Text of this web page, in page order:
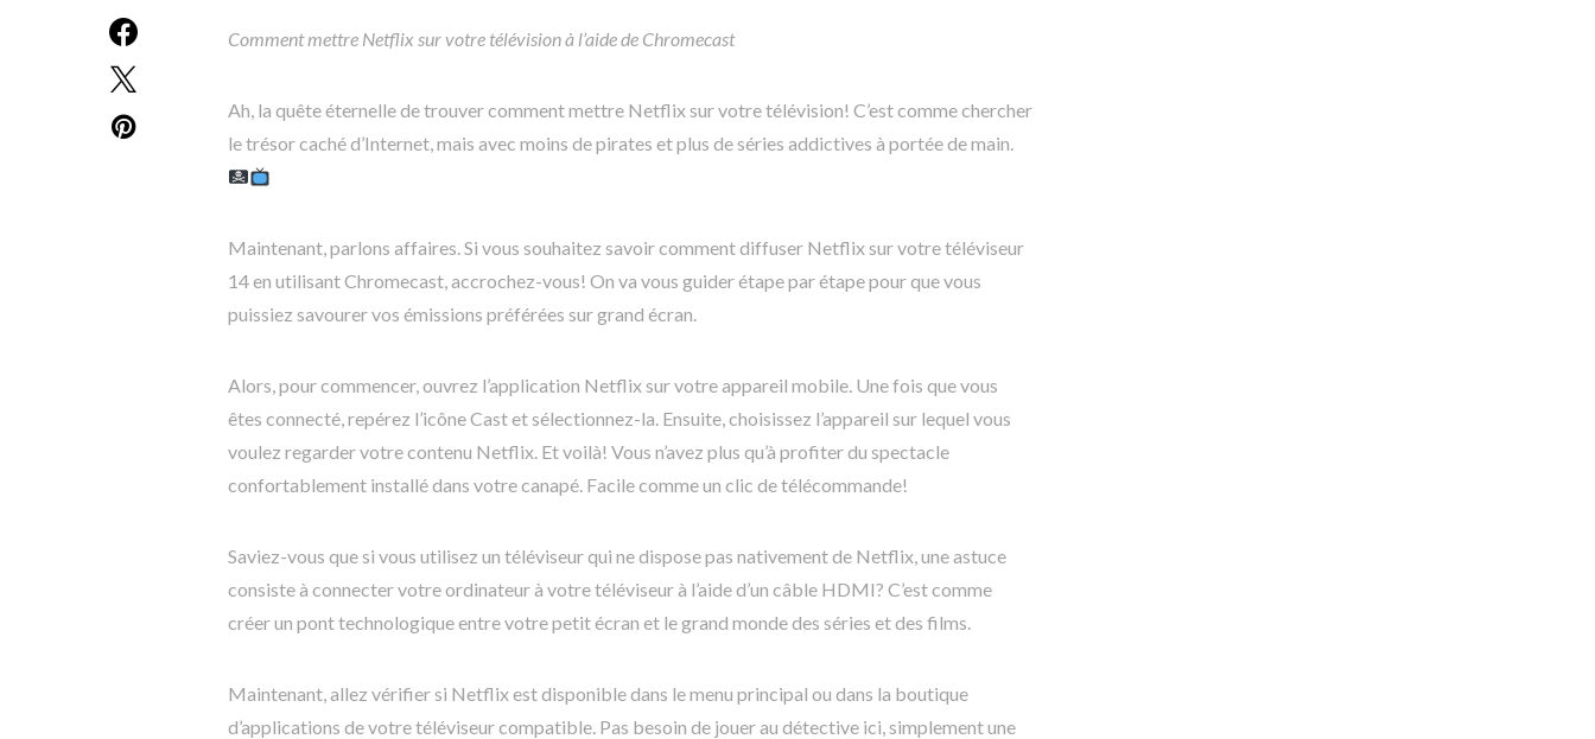
Comment mettre Netflix sur votre télévision à l’aide de Chromecast
Ah, la quête éternelle de trouver comment mettre Netflix sur votre télévision! C’est comme chercher
le trésor caché d’Internet, mais avec moins de pirates et plus de séries addictives à portée de main.
Maintenant, parlons affaires. Si vous souhaitez savoir comment diffuser Netflix sur votre téléviseur
14 en utilisant Chromecast, accrochez-vous! On va vous guider étape par étape pour que vous
puissiez savourer vos émissions préférées sur grand écran.
Alors, pour commencer, ouvrez l’application Netflix sur votre appareil mobile. Une fois que vous
êtes connecté, repérez l’icône Cast et sélectionnez-la. Ensuite, choisissez l’appareil sur lequel vous
voulez regarder votre contenu Netflix. Et voilà! Vous n’avez plus qu’à profiter du spectacle
confortablement installé dans votre canapé. Facile comme un clic de télécommande!
Saviez-vous que si vous utilisez un téléviseur qui ne dispose pas nativement de Netflix, une astuce
consiste à connecter votre ordinateur à votre téléviseur à l’aide d’un câble HDMI? C’est comme
créer un pont technologique entre votre petit écran et le grand monde des séries et des films.
Maintenant, allez vérifier si Netflix est disponible dans le menu principal ou dans la boutique
d’applications de votre téléviseur compatible. Pas besoin de jouer au détective ici, simplement une